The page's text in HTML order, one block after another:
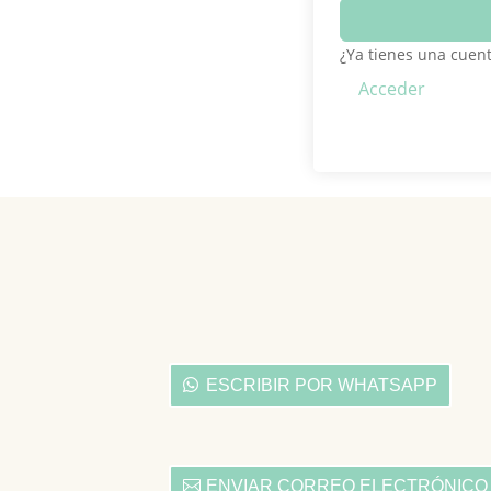
¿Ya tienes una
Acceder
ESCRIBIR POR WHATSAPP
ENVIAR CORREO ELECTRÓNICO